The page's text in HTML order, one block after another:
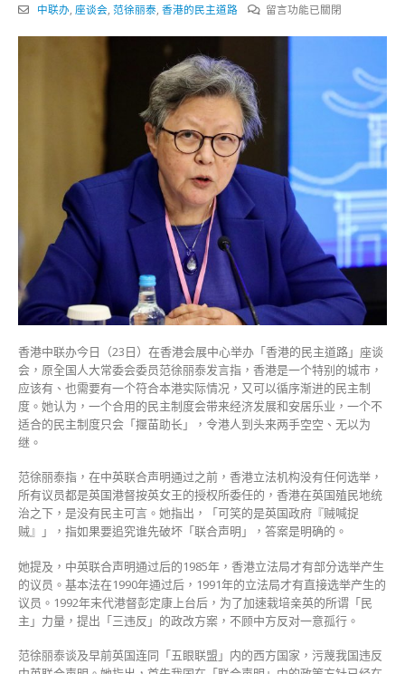
中联办, 座谈会, 范徐丽泰, 香港的民主道路
在
适
民
度
只
会
「揠
助
中
留言功能已關閉
香港中联办今日（23日）在香港会展中心举办「香港的民主道路」座谈
会，原全国人大常委会委员范徐丽泰发言指，香港是一个特别的城市，
应该有、也需要有一个符合本港实际情况，又可以循序渐进的民主制
度。她认为，一个合用的民主制度会带来经济发展和安居乐业，一个不
适合的民主制度只会「揠苗助长」，令港人到头来两手空空、无以为
继。
范徐丽泰指，在中英联合声明通过之前，香港立法机构没有任何选举，
所有议员都是英国港督按英女王的授权所委任的，香港在英国殖民地统
治之下，是没有民主可言。她指出，「可笑的是英国政府『贼喊捉
贼』」，指如果要追究谁先破坏「联合声明」，答案是明确的。
她提及，中英联合声明通过后的1985年，香港立法局才有部分选举产生
的议员。基本法在1990年通过后，1991年的立法局才有直接选举产生的
议员。1992年末代港督彭定康上台后，为了加速栽培亲英的所谓「民
主」力量，提出「三违反」的政改方案，不顾中方反对一意孤行。
范徐丽泰谈及早前英国连同「五眼联盟」内的西方国家，污蔑我国违反